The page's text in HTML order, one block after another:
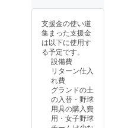
メール
にてT
シャツ
ネーム
表記と
お好き
な背番
号をお
くださ
い。
ム表記
きな背
番号を
お知ら
せくだ
さい。
※背ネー
番号な
しも可
能で
す。 ※
支援金の使い道
集まった支援金
は以下に使用す
る予定です。
設備費
リターン仕入
れ費
グランドの土
の入替・野球
用具の購入費
用・女子野球